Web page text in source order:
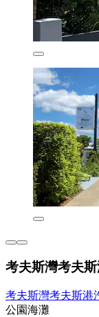
考夫斯灣考夫
考夫斯灣考夫斯港
公園海灘